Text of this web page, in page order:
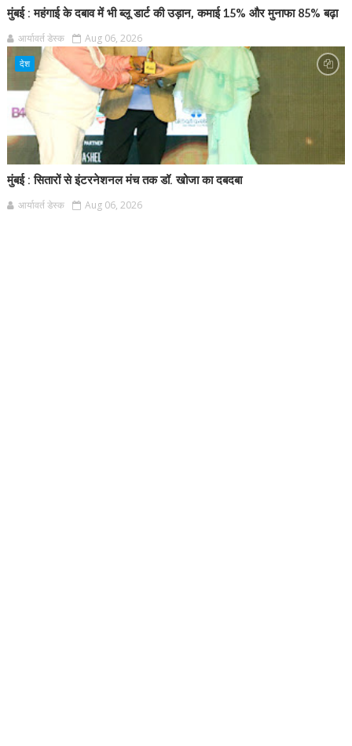
मुंबई : महंगाई के दबाव में भी ब्लू डार्ट की उड़ान, कमाई 15% और मुनाफा 85% बढ़ा
आर्यावर्त डेस्क Aug 06, 2026
देश
मुंबई : सितारों से इंटरनेशनल मंच तक डॉ. खोजा का दबदबा
आर्यावर्त डेस्क Aug 06, 2026